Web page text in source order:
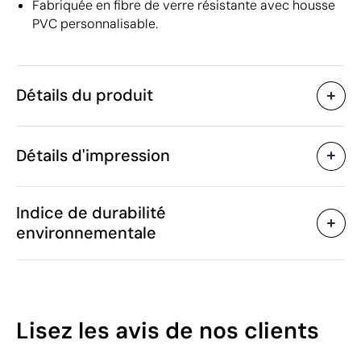
Fabriquée en fibre de verre résistante avec housse
PVC personnalisable.
Détails du produit
Caractéristiques
Code du produit
Poids
Matière
Fibre de verre, Chlorure de
polyvinyle (PVC)
Dans notre collection
Février 2022
Détails d'impression
Indice de durabilité
environnementale
10
Lisez les avis de nos clients